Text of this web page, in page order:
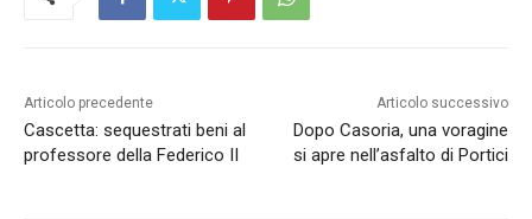
Articolo precedente
Cascetta: sequestrati beni al
professore della Federico II
Articolo successivo
Dopo Casoria, una voragine
si apre nell’asfalto di Portici